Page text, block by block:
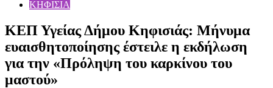
ΚΗΦΙΣΙΑ
ΚΕΠ Υγείας Δήμου Κηφισιάς: Μήνυμα
ευαισθητοποίησης έστειλε η εκδήλωση
για την «Πρόληψη του καρκίνου του
μαστού»